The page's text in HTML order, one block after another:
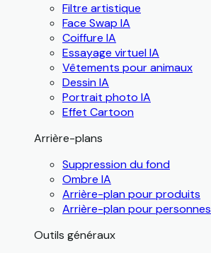
Filtre artistique
Face Swap IA
Coiffure IA
Essayage virtuel IA
Vêtements pour animaux
Dessin IA
Portrait photo IA
Effet Cartoon
Arrière-plans
Suppression du fond
Ombre IA
Arrière-plan pour produits
Arrière-plan pour personnes
Outils généraux